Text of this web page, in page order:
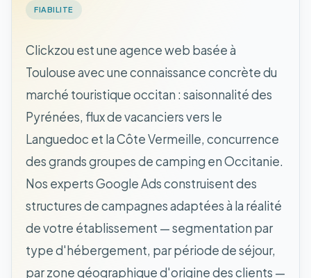
FIABILITE
Clickzou est une agence web basée à
Toulouse avec une connaissance concrète du
marché touristique occitan : saisonnalité des
Pyrénées, flux de vacanciers vers le
Languedoc et la Côte Vermeille, concurrence
des grands groupes de camping en Occitanie.
Nos experts Google Ads construisent des
structures de campagnes adaptées à la réalité
de votre établissement — segmentation par
type d'hébergement, par période de séjour,
par zone géographique d'origine des clients —